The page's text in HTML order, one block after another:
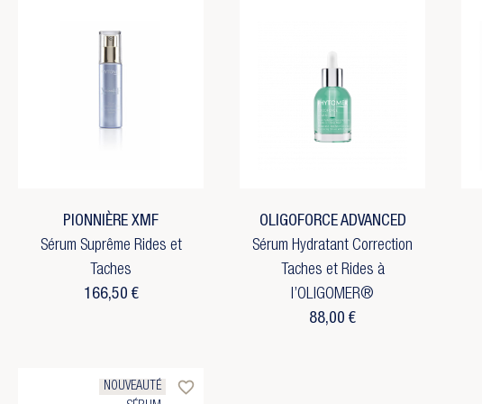
PIONNIÈRE XMF
Sérum Suprême Rides et
Taches
166,50 €
OLIGOFORCE ADVANCED
Sérum Hydratant Correction
Taches et Rides à
l’OLIGOMER®
88,00 €
NOUVEAUTÉ
favorite_border